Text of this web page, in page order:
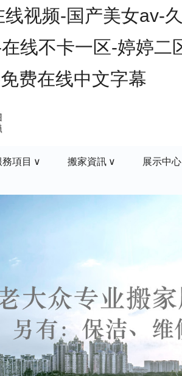
视频-国产美女av-
线不卡一区-婷婷
费在线中文字幕
務項目 搬家資訊 展示中心